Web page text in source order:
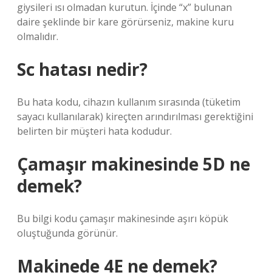
giysileri ısı olmadan kurutun. İçinde “x” bulunan
daire şeklinde bir kare görürseniz, makine kuru
olmalıdır.
Sc hatası nedir?
Bu hata kodu, cihazın kullanım sırasında (tüketim
sayacı kullanılarak) kireçten arındırılması gerektiğini
belirten bir müşteri hata kodudur.
Çamaşır makinesinde 5D ne
demek?
Bu bilgi kodu çamaşır makinesinde aşırı köpük
oluştuğunda görünür.
Makinede 4E ne demek?